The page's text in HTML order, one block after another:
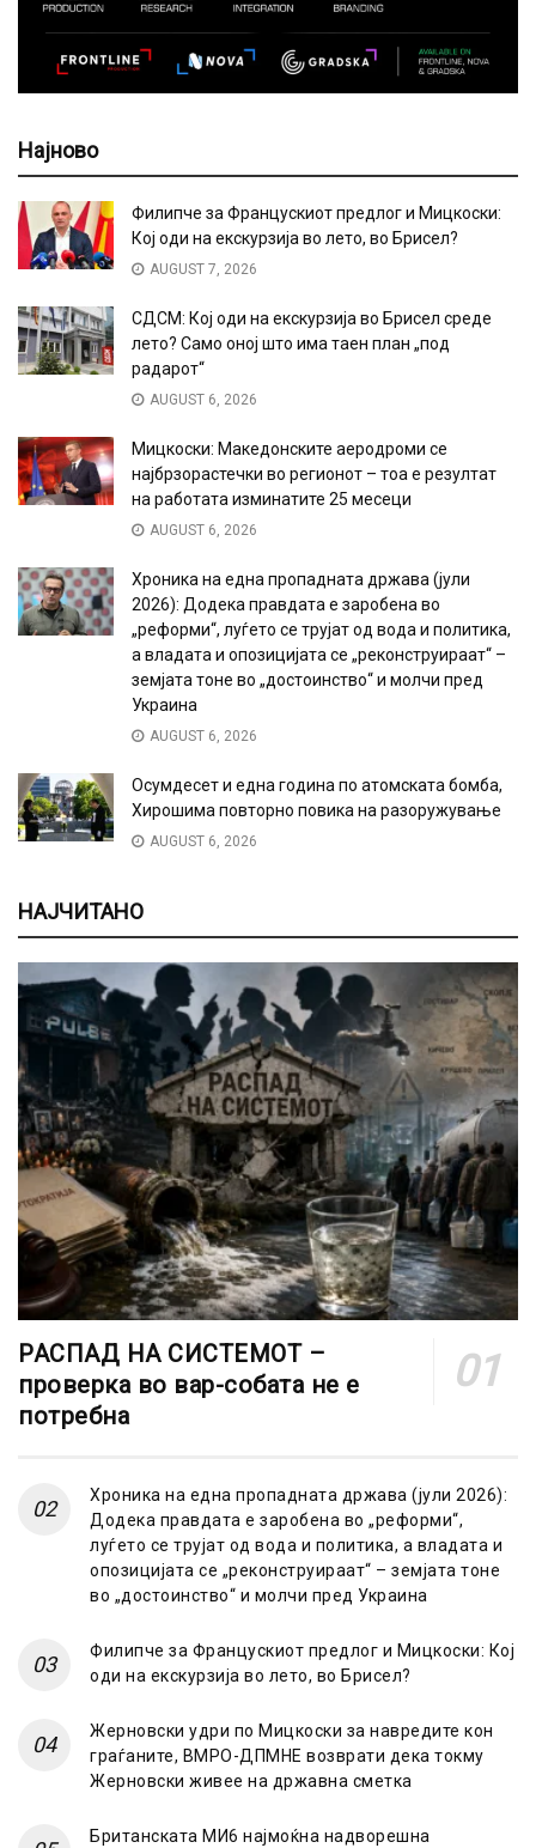
Најново
Филипче за Францускиот предлог и Мицкоски:
Кој оди на екскурзија во лето, во Брисел?
AUGUST 7, 2026
СДСМ: Кој оди на екскурзија во Брисел среде
лето? Само оној што има таен план „под
радарот“
AUGUST 6, 2026
Мицкоски: Македонските аеродроми се
најбрзорастечки во регионот – тоа е резултат
на работата изминатите 25 месеци
AUGUST 6, 2026
Хроника на една пропадната држава (јули
2026): Додека правдата е заробена во
„реформи“, луѓето се трујат од вода и политика,
а владата и опозицијата се „реконструираат“ –
земјата тоне во „достоинство“ и молчи пред
Украина
AUGUST 6, 2026
Осумдесет и една година по атомската бомба,
Хирошима повторно повика на разоружување
AUGUST 6, 2026
НАЈЧИТАНО
РАСПАД НА СИСТЕМОТ –
проверка во вар-собата не е
потребна
Хроника на една пропадната држава (јули 2026):
Додека правдата е заробена во „реформи“,
луѓето се трујат од вода и политика, а владата и
опозицијата се „реконструираат“ – земјата тоне
во „достоинство“ и молчи пред Украина
Филипче за Францускиот предлог и Мицкоски: Кој
оди на екскурзија во лето, во Брисел?
Жерновски удри по Мицкоски за навредите кон
граѓаните, ВМРО-ДПМНЕ возврати дека токму
Жерновски живее на државна сметка
Британската МИ6 најмоќна надворешна